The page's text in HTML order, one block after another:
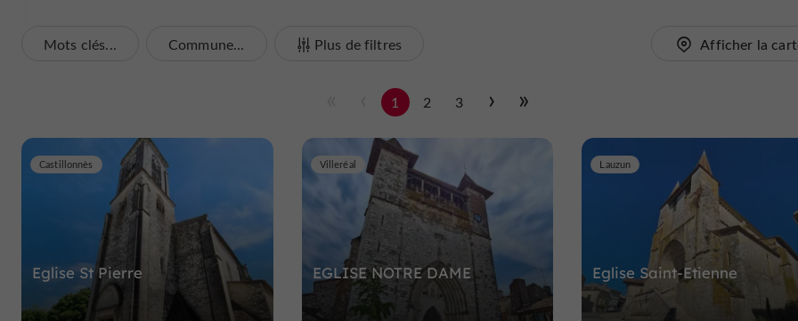
Mots clés... Commune... Plus de filtres Afficher la
1 2 3
Eglise St Pierre
Castillonnès
EGLISE NOTRE DAME
Villeréal
Eglise Saint-Etienne
Lauzun